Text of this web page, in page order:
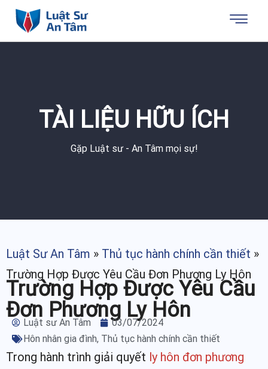
TÀI LIỆU HỮU ÍCH
Gặp Luật sư - An Tâm mọi sự!
Luật Sư An Tâm » Thủ tục hành chính cần thiết »
Trường Hợp Được Yêu Cầu Đơn Phương Ly Hôn
Trường Hợp Được Yêu Cầu
Đơn Phương Ly Hôn
Luật sư An Tâm
03/07/2024
Hôn nhân gia đình, Thủ tục hành chính cần thiết
Trong hành trình giải quyết ly hôn đơn phương